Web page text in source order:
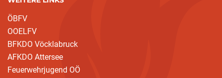
ÖBFV
OOELFV
BFKDO Vöcklabruck
AFKDO Attersee
Feuerwehrjugend OÖ